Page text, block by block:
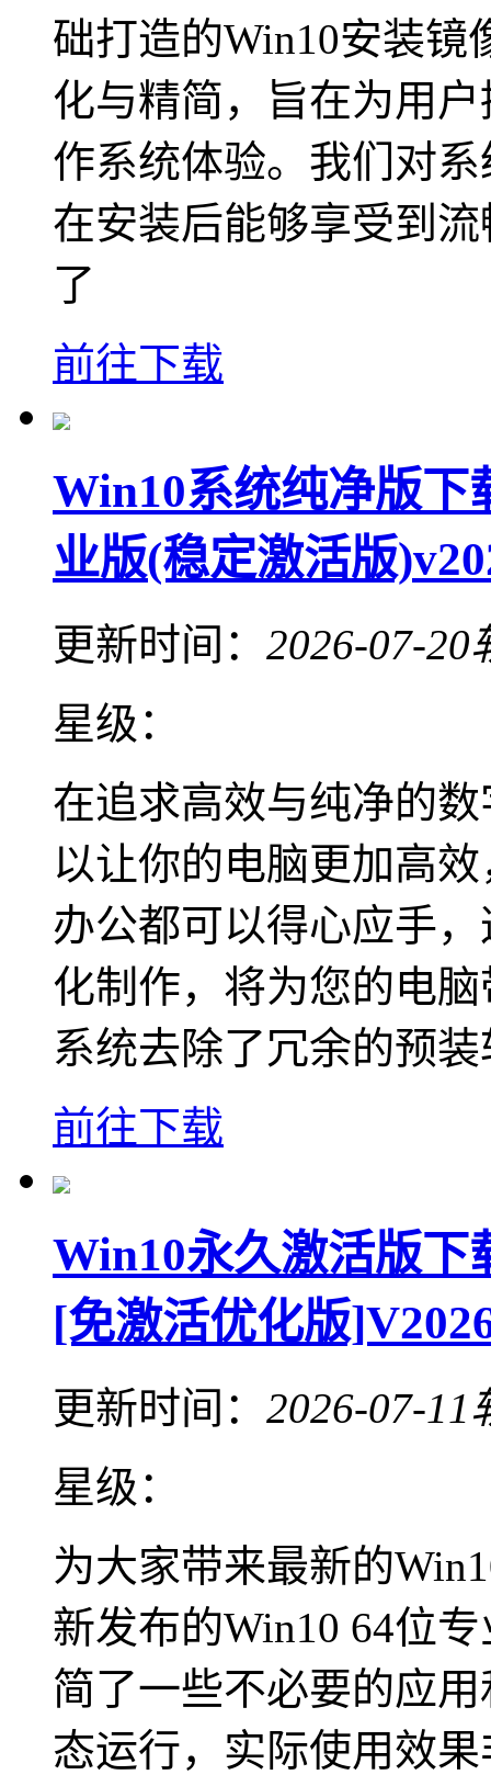
础打造的Win10安装镜
化与精简，旨在为用
作系统体验。我们对
在安装后能够享受到
了
前往下载
Win10系统纯净版下
业版(稳定激活版
更新时间： 2026-07-20
星级：
在追求高效与纯净的
以让你的电脑更加高
办公都可以得心应手
化制作，将为您的电
系统去除了冗余的预
前往下载
Win10永久激活版下
[免激活优化版
更新时间： 2026-07-11
星级：
为大家带来最新的
新发布的Win10 64位
简了一些不必要的应
态运行，实际使用效